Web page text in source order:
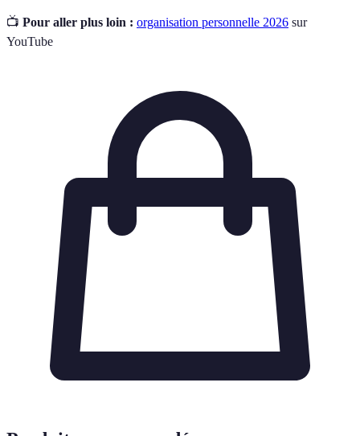
📺 Pour aller plus loin : organisation personnelle 2026 sur
YouTube